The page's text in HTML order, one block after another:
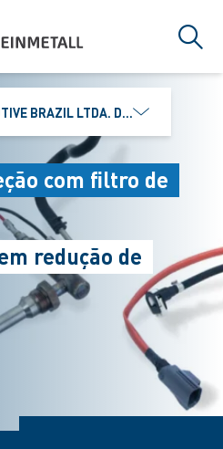
BRAZIL LTDA. DIVISÃO MS
com filtro de
redução de